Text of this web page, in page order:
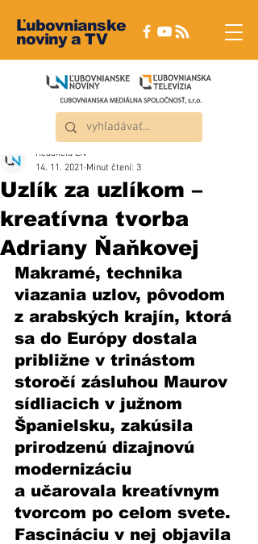
Ľubovnianske
noviny a TV
Uzlík za uzlíkom –
kreatívna tvorba
Adriany Ňaňkovej
Redakcia ĽN
14. 11. 2021 Minut čtení: 3
Makramé, technika
viazania uzlov, pôvodom
z arabských krajín, ktorá
sa do Európy dostala
približne v trinástom
storočí zásluhou Maurov
sídliacich v južnom
Španielsku, zakúsila
prirodzenú dizajnovú
modernizáciu
a učarovala kreatívnym
tvorcom po celom svete.
Fascináciu v nej objavila